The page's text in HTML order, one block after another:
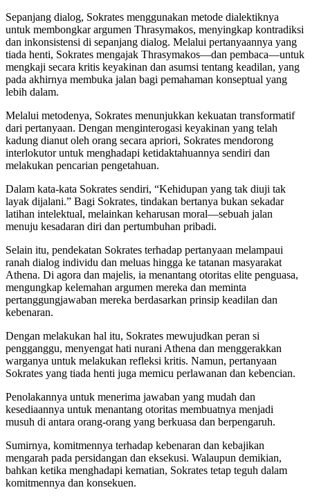
Sepanjang dialog, Sokrates menggunakan metode dialektiknya
untuk membongkar argumen Thrasymakos, menyingkap kontradiksi
dan inkonsistensi di sepanjang dialog. Melalui pertanyaannya yang
tiada henti, Sokrates mengajak Thrasymakos—dan pembaca—untuk
mengkaji secara kritis keyakinan dan asumsi tentang keadilan, yang
pada akhirnya membuka jalan bagi pemahaman konseptual yang
lebih dalam.
Melalui metodenya, Sokrates menunjukkan kekuatan transformatif
dari pertanyaan. Dengan menginterogasi keyakinan yang telah
kadung dianut oleh orang secara apriori, Sokrates mendorong
interlokutor untuk menghadapi ketidaktahuannya sendiri dan
melakukan pencarian pengetahuan.
Dalam kata-kata Sokrates sendiri, “Kehidupan yang tak diuji tak
layak dijalani.” Bagi Sokrates, tindakan bertanya bukan sekadar
latihan intelektual, melainkan keharusan moral—sebuah jalan
menuju kesadaran diri dan pertumbuhan pribadi.
Selain itu, pendekatan Sokrates terhadap pertanyaan melampaui
ranah dialog individu dan meluas hingga ke tatanan masyarakat
Athena. Di agora dan majelis, ia menantang otoritas elite penguasa,
mengungkap kelemahan argumen mereka dan meminta
pertanggungjawaban mereka berdasarkan prinsip keadilan dan
kebenaran.
Dengan melakukan hal itu, Sokrates mewujudkan peran si
pengganggu, menyengat hati nurani Athena dan menggerakkan
warganya untuk melakukan refleksi kritis. Namun, pertanyaan
Sokrates yang tiada henti juga memicu perlawanan dan kebencian.
Penolakannya untuk menerima jawaban yang mudah dan
kesediaannya untuk menantang otoritas membuatnya menjadi
musuh di antara orang-orang yang berkuasa dan berpengaruh.
Sumirnya, komitmennya terhadap kebenaran dan kebajikan
mengarah pada persidangan dan eksekusi. Walaupun demikian,
bahkan ketika menghadapi kematian, Sokrates tetap teguh dalam
komitmennya dan konsekuen.